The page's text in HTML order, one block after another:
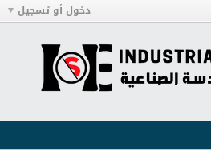
دخول أو تسجيل